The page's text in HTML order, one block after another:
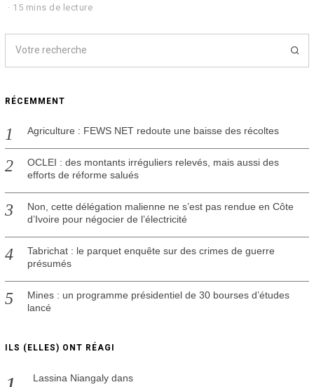
j
n
2
3
15 mins de lecture
RÉCEMMENT
Agriculture : FEWS NET redoute une baisse des récoltes
OCLEI : des montants irréguliers relevés, mais aussi des
efforts de réforme salués
Non, cette délégation malienne ne s’est pas rendue en Côte
d’Ivoire pour négocier de l’électricité
Tabrichat : le parquet enquête sur des crimes de guerre
présumés
Mines : un programme présidentiel de 30 bourses d’études
lancé
ILS (ELLES) ONT RÉAGI
Lassina Niangalydans